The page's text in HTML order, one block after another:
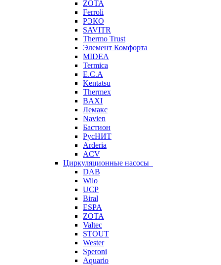
ZOTA
Ferroli
РЭКО
SAVITR
Thermo Trust
Элемент Комфорта
MIDEA
Termica
E.C.A
Kentatsu
Thermex
BAXI
Лемакс
Navien
Бастион
РусНИТ
Arderia
ACV
Циркуляционные насосы
DAB
Wilo
UCP
Biral
ESPA
ZOTA
Valtec
STOUT
Wester
Speroni
Aquario